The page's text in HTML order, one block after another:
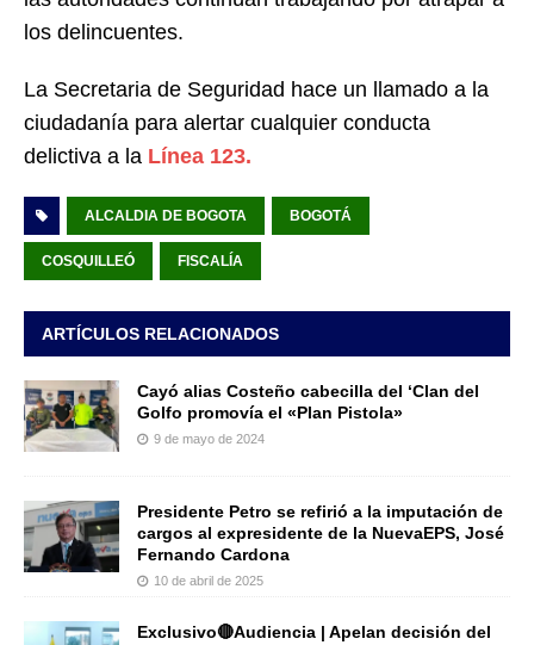
los delincuentes.
La Secretaria de Seguridad hace un llamado a la
ciudadanía para alertar cualquier conducta
delictiva a la Línea 123.
ALCALDIA DE BOGOTA BOGOTÁ
COSQUILLEÓ FISCALÍA
ARTÍCULOS RELACIONADOS
Cayó alias Costeño cabecilla del ‘Clan del
Golfo promovía el «Plan Pistola»
9 de mayo de 2024
Presidente Petro se refirió a la imputación de
cargos al expresidente de la NuevaEPS, José
Fernando Cardona
10 de abril de 2025
Exclusivo🔴Audiencia | Apelan decisión del